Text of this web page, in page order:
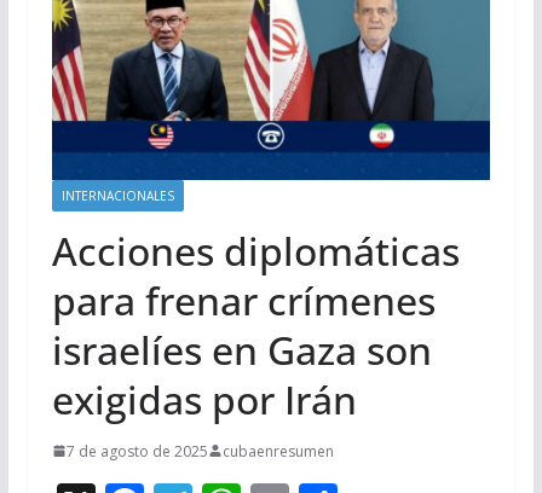
INTERNACIONALES
Acciones diplomáticas
para frenar crímenes
israelíes en Gaza son
exigidas por Irán
7 de agosto de 2025 cubaenresumen